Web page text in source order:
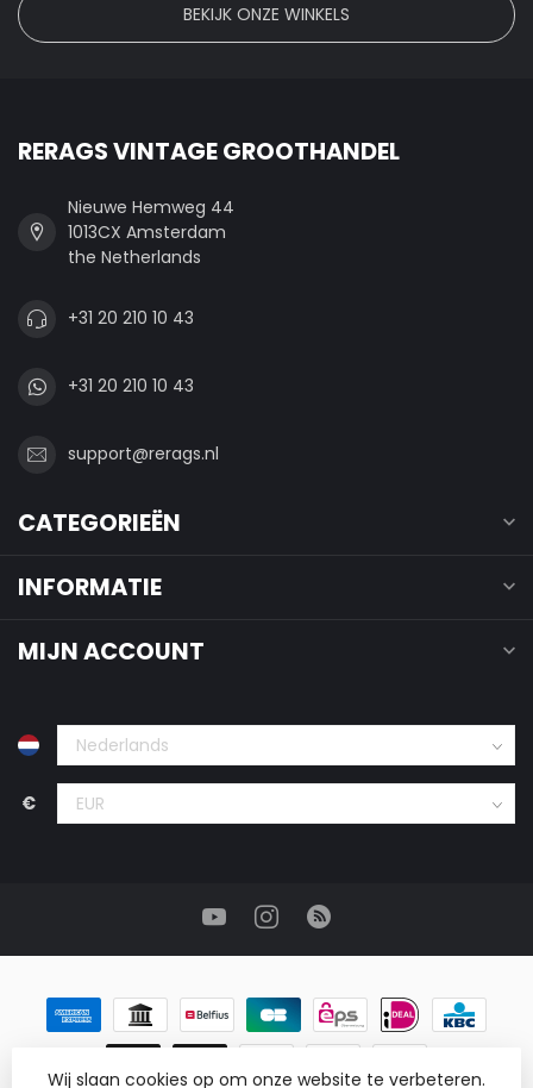
BEKIJK ONZE WINKELS
RERAGS VINTAGE GROOTHANDEL
Nieuwe Hemweg 44
1013CX Amsterdam
the Netherlands
+31 20 210 10 43
+31 20 210 10 43
support@rerags.nl
CATEGORIEËN
INFORMATIE
MIJN ACCOUNT
€
Wij slaan cookies op om onze website te verbeteren.